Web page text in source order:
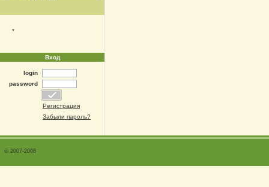
*
Вход
login
password
Регистрация
Забыли пароль?
© 2007-2008